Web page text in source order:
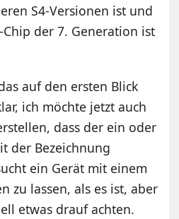
S4-Versionen ist und
der 7. Generation ist
auf den ersten Blick
ich möchte jetzt auch
dass der ein oder
der Bezeichnung
ein Gerät mit einem
zu lassen, als es ist, aber
etwas drauf achten.